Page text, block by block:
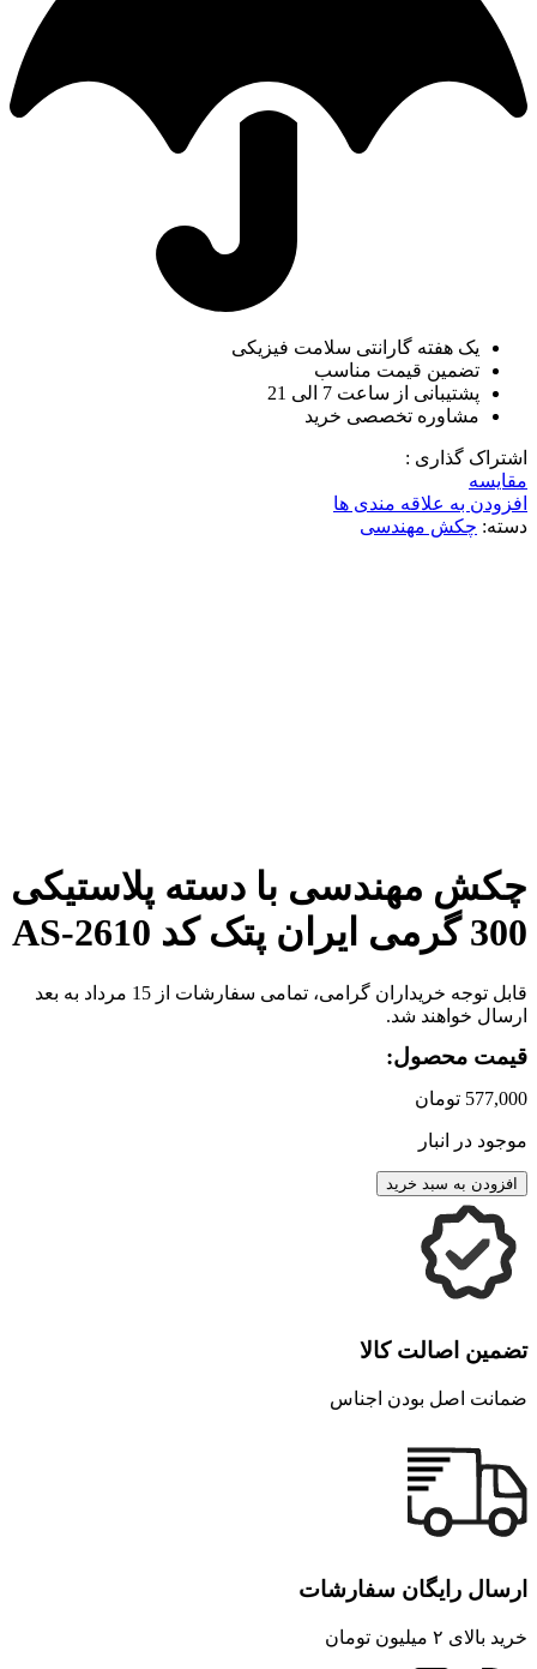
یک هفته گارانتی سلامت فیزیکی
تضمین قیمت مناسب
پشتیبانی از ساعت 7 الی 21
مشاوره تخصصی خرید
اشتراک گذاری :
مقایسه
افزودن به علاقه مندی ها
دسته: چکش مهندسی
چکش مهندسی با دسته پلاستیکی
300 گرمی ایران پتک کد AS-2610
قابل توجه خریداران گرامی، تمامی سفارشات از 15 مرداد به بعد
ارسال خواهند شد.
قیمت محصول:
577,000 تومان
موجود در انبار
افزودن به سبد خرید
تضمین اصالت کالا
ضمانت اصل بودن اجناس
ارسال رایگان سفارشات
خرید بالای ۲ میلیون تومان